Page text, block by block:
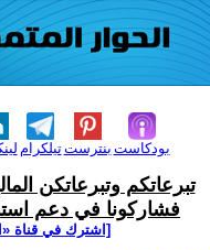
تيلكرامبنترست بودكاست
تبرعاتكم وتبرعاتكن
فشاركونا في دعم
[اشترك في قناة